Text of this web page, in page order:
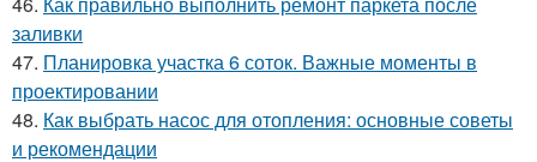
заливки
47. Планировка участка 6 соток. Важные моменты в
проектировании
48. Как выбрать насос для отопления: основные советы
и рекомендации